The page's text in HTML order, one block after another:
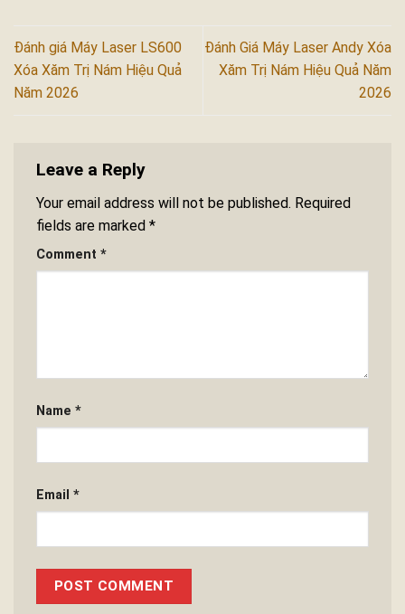
Đánh giá Máy Laser LS600
Xóa Xăm Trị Nám Hiệu Quả
Năm 2026
Đánh Giá Máy Laser Andy Xóa
Xăm Trị Nám Hiệu Quả Năm
2026
Leave a Reply
Your email address will not be published. Required
fields are marked *
Comment *
Name *
Email *